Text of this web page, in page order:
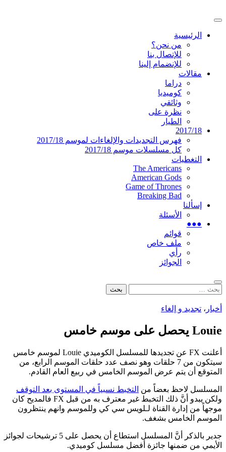
إلى
دليل التلفزيون العربي
موقع عربي متخصص في أخبار ومقالات حول
المسلسلات الأجنبية
القائمة
الرئيسيةالرئيسية
من نحن؟
للإتصال بنا
للإنضمام إلينا
مقالات
دراما
كوميديا
وثائقي
نظرة على
الطيار
2017/18
فهرس التجديدات والإلغاءات لموسم 2017/18
كل مسلسلات موسم 2017/18
التغطيات
The Americans
American Gods
Game of Thrones
Breaking Bad
إسألنا
الأسئلة
●●●
قوائم
ملف خاص
رأي
الجوائز
بحث
البحث
أخبار ، تجديد و إلغاء
Louie يحصل على موسم خامس
أعلنت FX عن تجديدها للمسلسل الكوميدي Louie لموسم خامس
سيتكون من 7 حلقات وهو نصف عدد حلقات الموسم الرابع، من
المتوقع أن يتم عرض الموسم الخامس في ربيع العام القادم.
المسلسل لاحظ بعضاً من التخبط نسبياً في المستوى بعد التوقف
ولكن يبدو أنَّ ذلك التخبط غير معترف به من قبل FX فالمديح كان
موجهاً من إدارة القناة لـلويس سي كي وللموسم وانهم ينتظرون
الموسم الخامس بشغف.
جدير بالذكر أنَّ المسلسل استطاع أن يحصل على 5 ترشيحات لجوائز
الأيمي من ضمنها جائزة أفضل مسلسل كوميدي.